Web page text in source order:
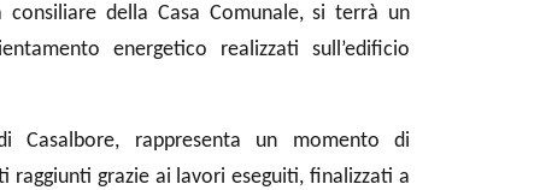
della Casa Comunale, si terrà un
energetico realizzati sull’edificio
di Casalbore, rappresenta un momento di
grazie ai lavori eseguiti, finalizzati a